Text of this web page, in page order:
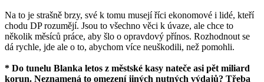
Na to je strašně brzy, své k tomu musejí říci ekonomové i lidé, kteří
chodu DP rozumějí. Jsou to všechno věci k úvaze, ale chce to
několik měsíců práce, aby šlo o opravdový přínos. Rozhodnout se
dá rychle, jde ale o to, abychom více neuškodili, než pomohli.
* Do tunelu Blanka letos z městské kasy nateče asi pět miliard
korun. Neznamená to omezení jiných nutných výdajů? Třeba